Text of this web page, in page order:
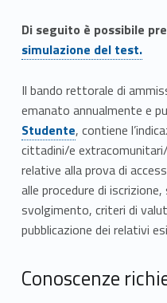
Di seguito è possibile
simulazione del test.
Il bando rettorale di
emanato annualmente e
Studente, contiene
cittadini/e
relative alla prova di
alle procedure di
svolgimento, criteri di
pubblicazione dei relativi
Conoscenze